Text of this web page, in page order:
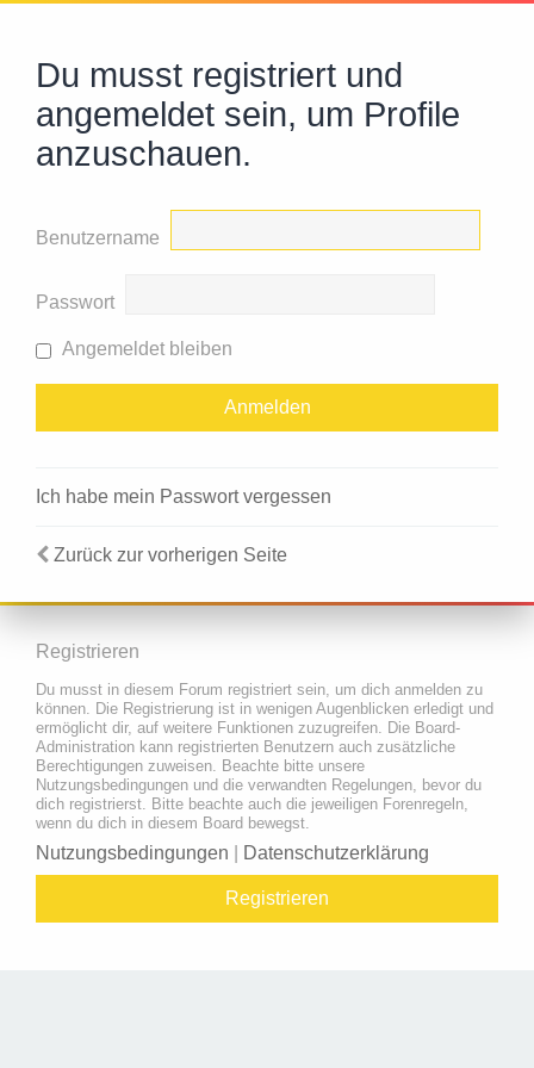
Du musst registriert und
angemeldet sein, um Profile
anzuschauen.
Benutzername
Passwort
Angemeldet bleiben
Ich habe mein Passwort vergessen
Zurück zur vorherigen Seite
Registrieren
Du musst in diesem Forum registriert sein, um dich anmelden zu
können. Die Registrierung ist in wenigen Augenblicken erledigt und
ermöglicht dir, auf weitere Funktionen zuzugreifen. Die Board-
Administration kann registrierten Benutzern auch zusätzliche
Berechtigungen zuweisen. Beachte bitte unsere
Nutzungsbedingungen und die verwandten Regelungen, bevor du
dich registrierst. Bitte beachte auch die jeweiligen Forenregeln,
wenn du dich in diesem Board bewegst.
Nutzungsbedingungen Datenschutzerklärung
Registrieren